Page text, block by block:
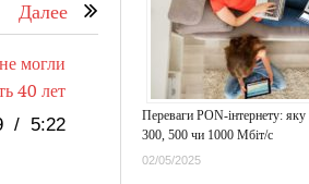
Далее
могли
40 лет
/ 5:22
Переваги PON-інтернету:
300, 500 чи 1000 Мбіт/с
02/05/2025